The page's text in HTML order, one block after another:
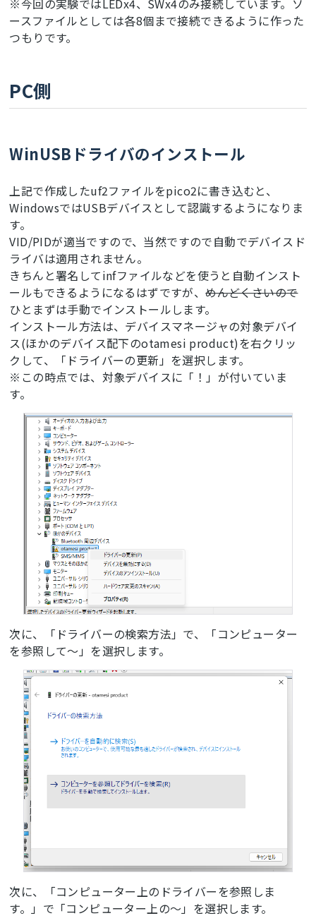
※今回の実験ではLEDx4、SWx4のみ接続しています。ソ
ースファイルとしては各8個まで接続できるように作った
つもりです。
PC側
WinUSBドライバのインストール
上記で作成したuf2ファイルをpico2に書き込むと、
WindowsではUSBデバイスとして認識するようになりま
す。
VID/PIDが適当ですので、当然ですので自動でデバイスド
ライバは適用されません。
きちんと署名してinfファイルなどを使うと自動インスト
ールもできるようになるはずですが、めんどくさいので
ひとまずは手動でインストールします。
インストール方法は、デバイスマネージャの対象デバイ
ス(ほかのデバイス配下のotamesi product)を右クリッ
クして、「ドライバーの更新」を選択します。
※この時点では、対象デバイスに「！」が付いていま
す。
次に、「ドライバーの検索方法」で、「コンピューター
を参照して～」を選択します。
次に、「コンピューター上のドライバーを参照しま
す。」で「コンピューター上の～」を選択します。